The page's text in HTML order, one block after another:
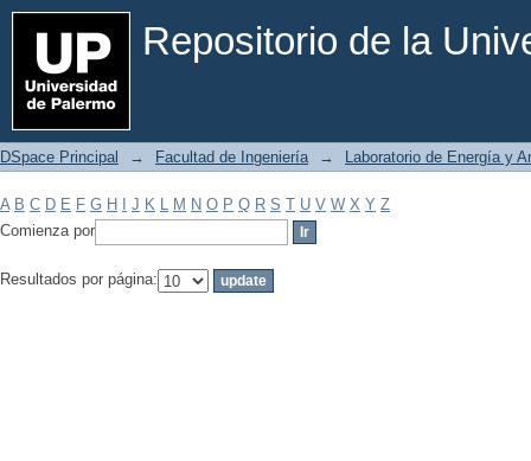
Repositorio de la
Filtrar por: Materia
DSpace Principal → Facultad de Ingeniería → Laboratorio de Energía y
A B C D E F G H J K L M N O P Q R S T U V W X Y Z
Comienza por
Resultados por página: